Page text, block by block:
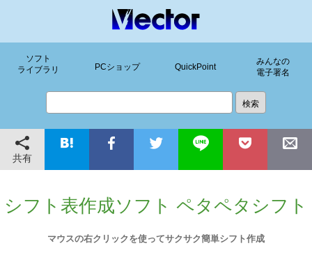
ソフト
ライブラリ
PCショップ QuickPoint
みんなの
電子署名
共有
シフト表作成ソフト ペタペタシフト
マウスの右クリックを使ってサクサク簡単シフト作成